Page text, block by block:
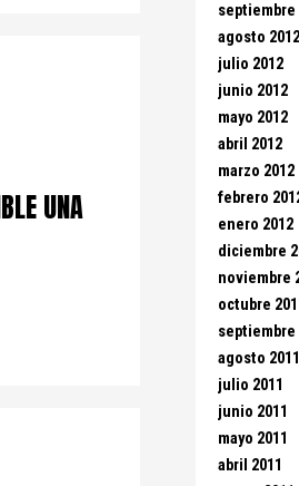
UNA
septiembre
agosto 2012
julio 2012
junio 2012
mayo 2012
abril 2012
marzo 2012
febrero
enero 2012
diciembre
noviembre
octubre
septiembre
agosto 2011
julio 2011
junio 2011
mayo 2011
abril 2011